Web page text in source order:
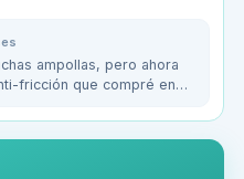
ampollas, pero ahora
fricción que compré en
ayuda a…